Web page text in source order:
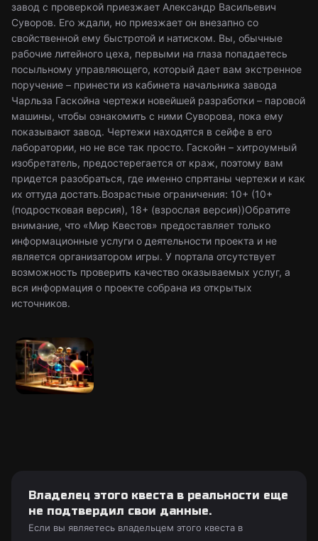
завод с проверкой приезжает Александр Васильевич
Суворов. Его ждали, но приезжает он внезапно со
свойственной ему быстротой и натиском. Вы, обычные
рабочие литейного цеха, первыми на глаза попадаетесь
посыльному управляющего, который дает вам экстренное
поручение – принести из кабинета начальника завода
Чарльза Гаскойна чертежи новейшей разработки – паровой
машины, чтобы ознакомить с ними Суворова, пока ему
показывают завод. Чертежи находятся в сейфе в его
лаборатории, но не все так просто. Гаскойн – хитроумный
изобретатель, предостерегается от краж, поэтому вам
придется разобраться, где именно спрятаны чертежи и как
их оттуда достать.Возрастные ограничения: 10+ (10+
(подростковая версия), 18+ (взрослая версия))Обратите
внимание, что «Мир Квестов» предоставляет только
информационные услуги о деятельности проекта и не
является организатором игры. У портала отсутствует
возможность проверить качество оказываемых услуг, а
вся информация о проекте собрана из открытых
источников.
Владелец этого квеста в реальности еще
не подтвердил свои данные.
Если вы являетесь владельцем этого квеста в